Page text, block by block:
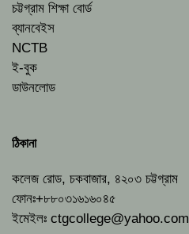
চট্টগ্রাম শিক্ষা বোর্ড
ব্যানবেইস
NCTB
ই-বুক
ডাউনলোড
ঠিকানা
কলেজ রোড, চকবাজার, ৪২০৩ চট্টগ্রাম
ফোনঃ+৮৮০৩১৬১৬০৪৫
ইমেইলঃ ctgcollege@yahoo.com